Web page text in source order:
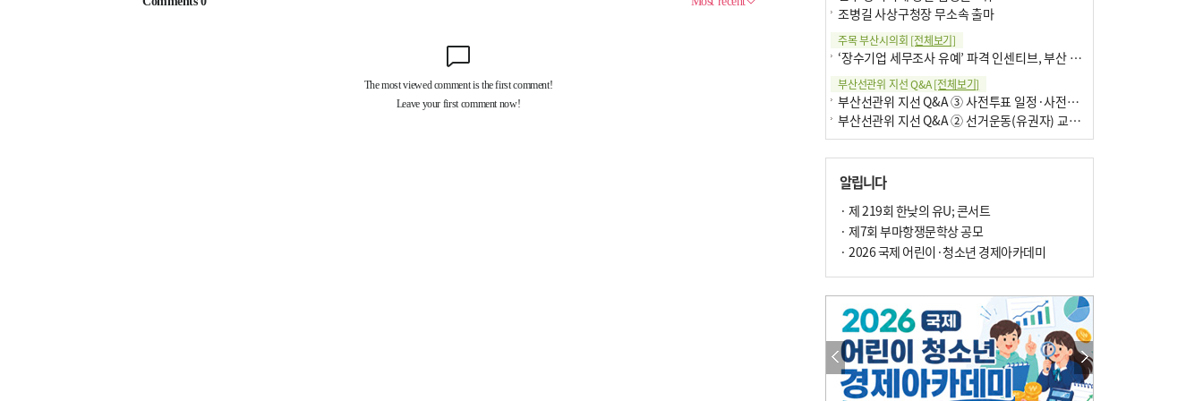
조병길 사상구청장 무소속 출마
주목 부산시의회 [전체보기]
‘장수기업 세무조사 유예’ 파격 인센티브, 부산 유출 막을까
부산선관위 지선 Q&A[전체보기]
부산선관위 지선 Q&A ③ 사전투표 일정·사전투표함 보관
부산선관위 지선 Q&A ② 선거운동(유권자) 교육감투표용지
알립니다
· 제 219회 한낮의 유U; 콘서트
· 제7회 부마항쟁문학상 공모
· 2026 국제 어린이·청소년 경제아카데미